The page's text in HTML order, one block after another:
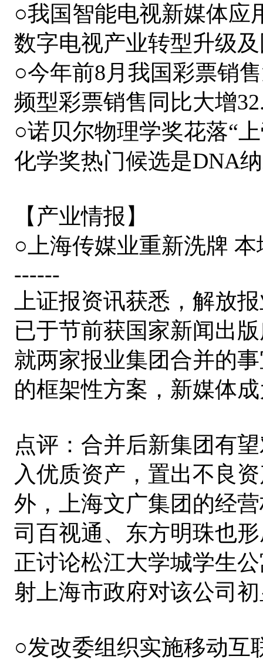
○我国智能电视新媒体应
数字电视产业转型升级
○今年前8月我国彩票销
频型彩票销售同比大增
○诺贝尔物理学奖花落“
化学奖热门候选是DNA
【产业情报】
○上海传媒业重新洗牌
------
上证报资讯获悉，解放
已于节前获国家新闻出
就两家报业集团合并的
的框架性方案，新媒体
点评：合并后新集团有
入优质资产，置出不良
外，上海文广集团的经
司百视通、东方明珠也
正讨论松江大学城学生
射上海市政府对该公司
○发改委组织实施移动互